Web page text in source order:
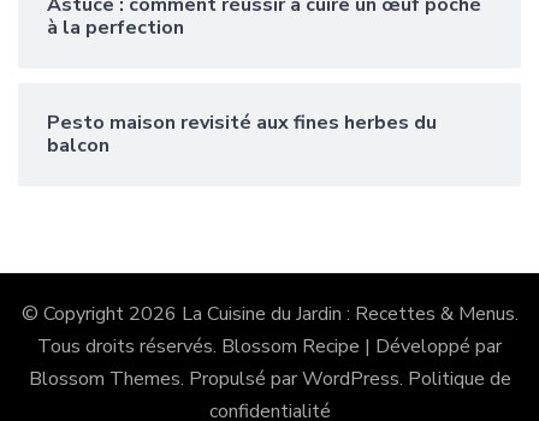
à la perfection
Pesto maison revisité aux fines herbes du
balcon
© Copyright 2026 La Cuisine du Jardin : Recettes & Menus.
Tous droits réservés. Blossom Recipe | Développé par
Blossom Themes. Propulsé parWordPress. Politique de
confidentialité